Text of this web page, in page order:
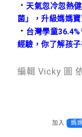
． 天氣忽冷忽熱
菌」，升級媽媽
． 台灣學童
經驗，你了解孩
編輯 Vicky 圖
加入 媽